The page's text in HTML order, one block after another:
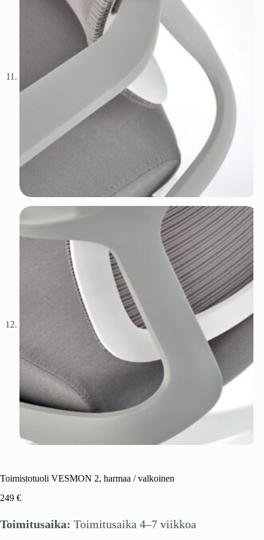
Toimistotuoli VESMON 2, harmaa / valkoinen
249 €
Toimitusaika: Toimitusaika 4–7 viikkoa